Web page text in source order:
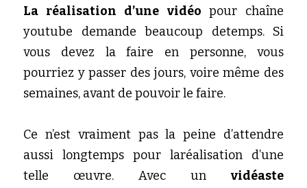
La réalisation d’une vidéo pour chaîne
youtube demande beaucoup detemps. Si
vous devez la faire en personne, vous
pourriez y passer des jours, voire même des
semaines, avant de pouvoir le faire.
Ce n’est vraiment pas la peine d’attendre
aussi longtemps pour laréalisation d’une
telle œuvre. Avec un vidéaste